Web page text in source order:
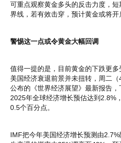
可重点观察黄金多头的反击力度，
界线，若有效击穿，预计黄金或将开
警惕这一点或令黄金大幅回调
值得一提的是，目前黄金的下跌更
美国经济衰退前景并未扭转，周二
公布的《世界经济展望》最新报告，
2025年全球经济增长预估达到2.8%
0.5个百分点。
IMF把今年美国经济增长预测由